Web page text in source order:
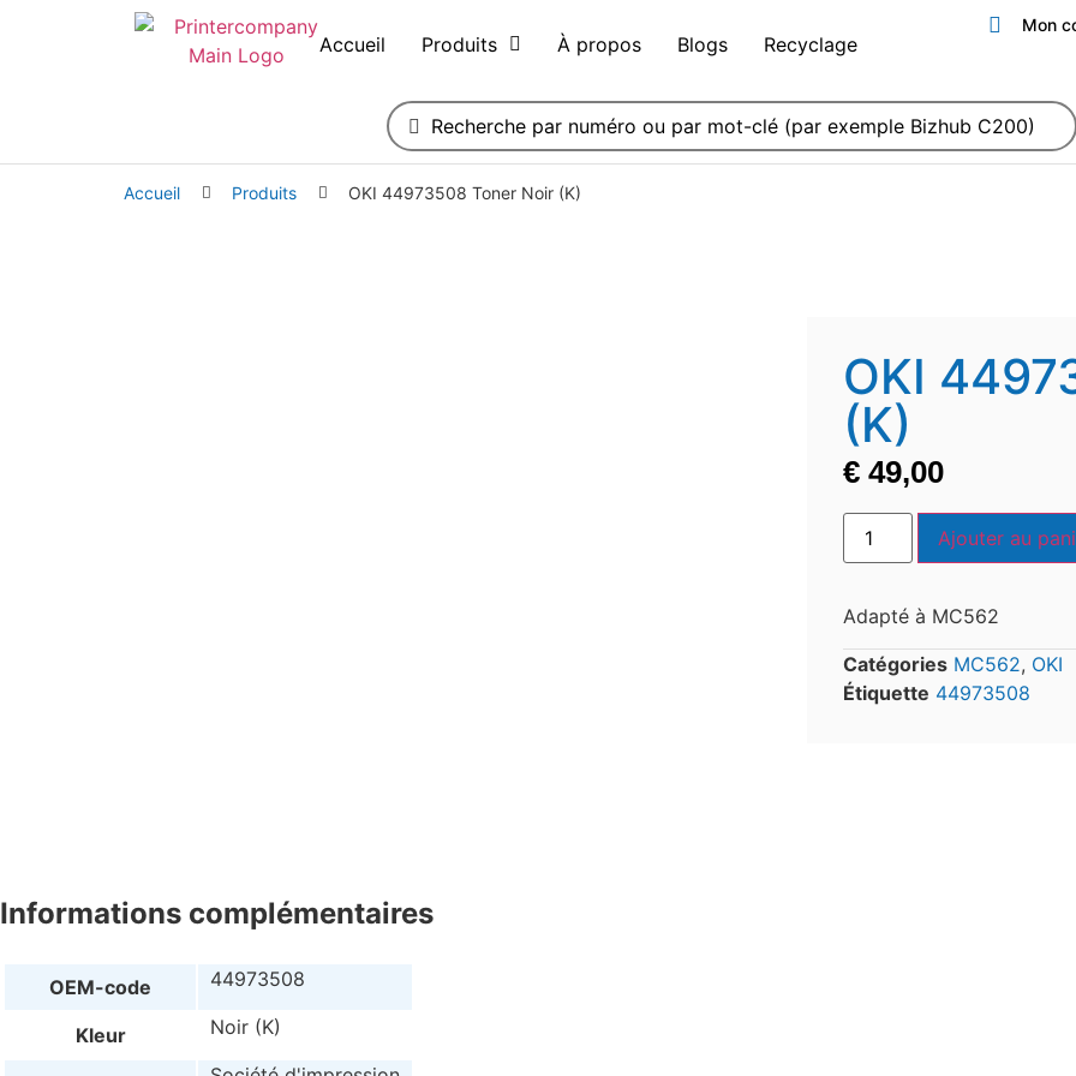
Accueil Produits À propos Blogs Recyclage
Mon
Accueil Produits OKI 44973508 Toner Noir (K)
OKI
(K)
€ 49,00
Ajouter au
Adapté à MC562
Catégories MC562, OKI
Étiquette 44973508
Informations complémentaires
OEM-code 44973508
Kleur Noir (K)